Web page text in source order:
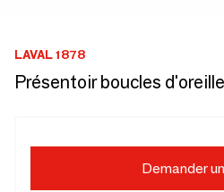
LAVAL 1878
Présentoir boucles
Demander